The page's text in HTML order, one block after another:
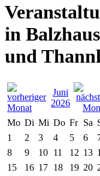
in
und
Juni
2026
Mo Di Mi Do Fr Sa
1
2 3 4 5 6
8
9 10 11 12 13
15
16 17 18 19 20